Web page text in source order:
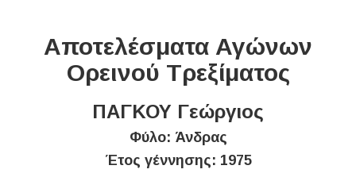
Αποτελέσματα Αγώνων
Ορεινού Τρεξίματος
ΠΑΓΚΟΥ Γεώργιος
Φύλο: Άνδρας
Έτος γέννησης: 1975